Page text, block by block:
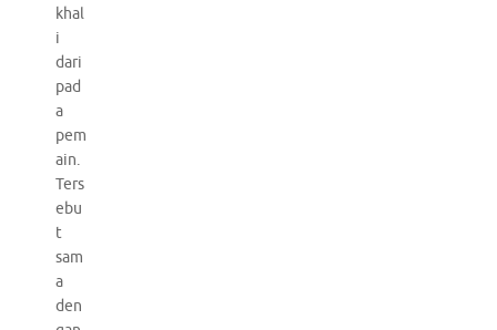
khal
i
dari
pad
a
pem
ain.
Ters
ebu
t
sam
a
den